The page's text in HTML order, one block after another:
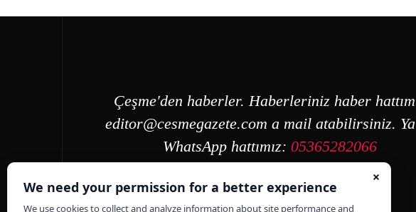
Çeşme'den haberler. Haberleriniz haber
editor@cesmegazete.com a mail atabilirsiniz.
WhatsApp hattımız:05365282066